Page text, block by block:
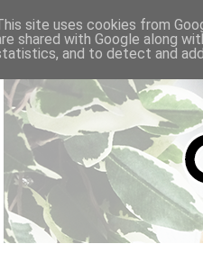
site uses cookies from
shared with Google along
and to detect and